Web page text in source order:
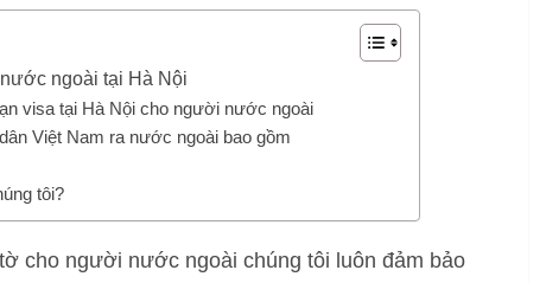
ngoài tại Hà Nội
visa tại Hà Nội cho người nước ngoài
Việt Nam ra nước ngoài bao gồm
tôi?
cho người nước ngoài chúng tôi luôn đảm bảo